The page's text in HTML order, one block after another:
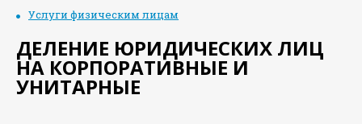
Услуги физическим лицам
ДЕЛЕНИЕ ЮРИДИЧЕСКИХ ЛИЦ
НА КОРПОРАТИВНЫЕ И
УНИТАРНЫЕ